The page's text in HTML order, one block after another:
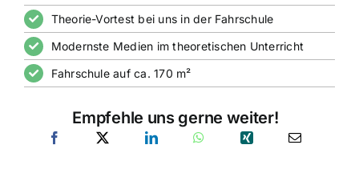
Theorie-Vortest bei uns in der Fahrschule
Modernste Medien im theoretischen Unterricht
Fahrschule auf ca. 170 m²
Empfehle uns gerne weiter!